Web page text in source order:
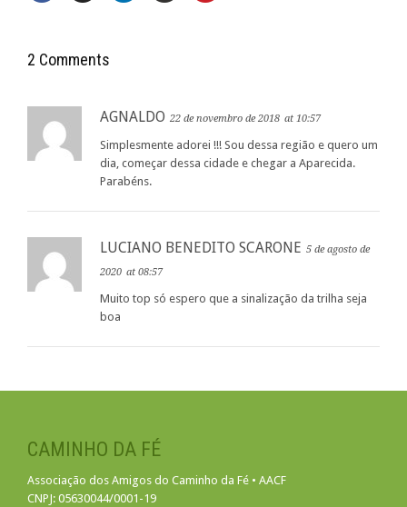
2 Comments
AGNALDO 22 de novembro de 2018 at 10:57
Simplesmente adorei !!! Sou dessa região e quero um
dia, começar dessa cidade e chegar a Aparecida.
Parabéns.
LUCIANO BENEDITO SCARONE 5 de agosto de
2020 at 08:57
Muito top só espero que a sinalização da trilha seja
boa
CAMINHO DA FÉ
Associação dos Amigos do Caminho da Fé • AACF
CNPJ: 05630044/0001-19